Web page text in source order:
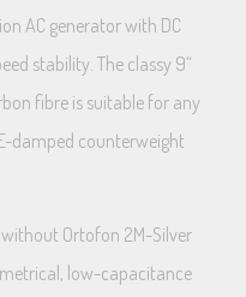
AC generator with DC
stability. The classy 9“
fibre is suitable for any
damped counterweight
without Ortofon 2M-Silver
low-capacitance